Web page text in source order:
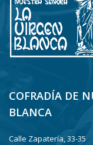
COFRADÍA DE
BLANCA
Calle Zapatería, 33-35